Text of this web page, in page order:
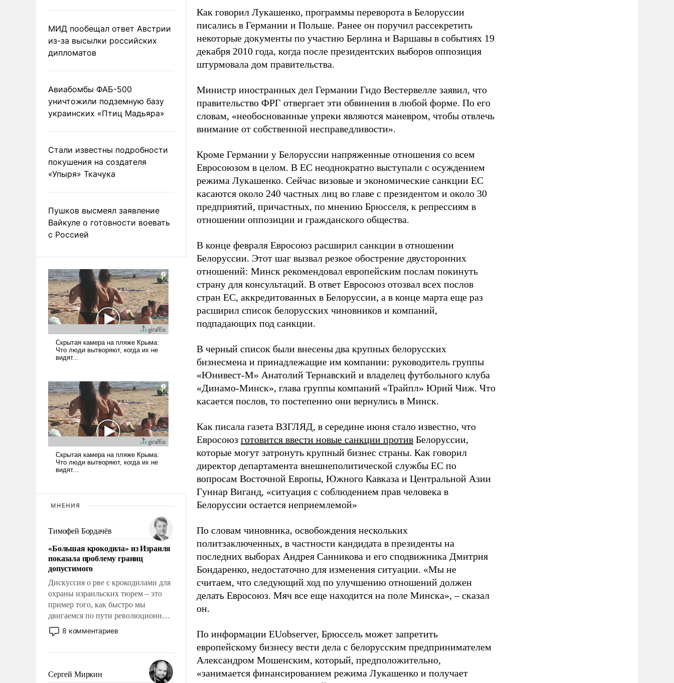
МИД пообещал ответ Австрии
из-за высылки российских
дипломатов
Авиабомбы ФАБ-500
уничтожили подземную базу
украинских «Птиц Мадьяра»
Стали известны подробности
покушения на создателя
«Упыря» Ткачука
Пушков высмеял заявление
Вайкуле о готовности воевать
с Россией
МНЕНИЯ
Тимофей Бордачёв
«Большая крокодила» из Израиля
показала проблему границ
допустимого
Дискуссия о рве с крокодилами для
охраны израильских тюрем – это
пример того, как быстро мы
двигаемся по пути революционных
изменений. То, что несколько лет
назад было образом для
8 комментариев
Сергей Миркин
Как говорил Лукашенко, программы переворота в Белоруссии
писались в Германии и Польше. Ранее он поручил рассекретить
некоторые документы по участию Берлина и Варшавы в событиях 19
декабря 2010 года, когда после президентских выборов оппозиция
штурмовала дом правительства.
Министр иностранных дел Германии Гидо Вестервелле заявил, что
правительство ФРГ отвергает эти обвинения в любой форме. По его
словам, «необоснованные упреки являются маневром, чтобы отвлечь
внимание от собственной несправедливости».
Кроме Германии у Белоруссии напряженные отношения со всем
Евросоюзом в целом. В ЕС неоднократно выступали с осуждением
режима Лукашенко. Сейчас визовые и экономические санкции ЕС
касаются около 240 частных лиц во главе с президентом и около 30
предприятий, причастных, по мнению Брюсселя, к репрессиям в
отношении оппозиции и гражданского общества.
В конце февраля Евросоюз расширил санкции в отношении
Белоруссии. Этот шаг вызвал резкое обострение двусторонних
отношений: Минск рекомендовал европейским послам покинуть
страну для консультаций. В ответ Евросоюз отозвал всех послов
стран ЕС, аккредитованных в Белоруссии, а в конце марта еще раз
расширил список белорусских чиновников и компаний,
подпадающих под санкции.
В черный список были внесены два крупных белорусских
бизнесмена и принадлежащие им компании: руководитель группы
«Юнивест-М» Анатолий Тернавский и владелец футбольного клуба
«Динамо-Минск», глава группы компаний «Трайпл» Юрий Чиж. Что
касается послов, то постепенно они вернулись в Минск.
Как писала газета ВЗГЛЯД, в середине июня стало известно, что
Евросоюз готовится ввести новые санкции против Белоруссии,
которые могут затронуть крупный бизнес страны. Как говорил
директор департамента внешнеполитической службы ЕС по
вопросам Восточной Европы, Южного Кавказа и Центральной Азии
Гуннар Виганд, «ситуация с соблюдением прав человека в
Белоруссии остается неприемлемой»
По словам чиновника, освобождения нескольких
политзаключенных, в частности кандидата в президенты на
последних выборах Андрея Санникова и его сподвижника Дмитрия
Бондаренко, недостаточно для изменения ситуации. «Мы не
считаем, что следующий ход по улучшению отношений должен
делать Евросоюз. Мяч все еще находится на поле Минска», – сказал
он.
По информации EUobserver, Брюссель может запретить
европейскому бизнесу вести дела с белорусским предпринимателем
Александром Мошенским, который, предположительно,
«занимается финансированием режима Лукашенко и получает